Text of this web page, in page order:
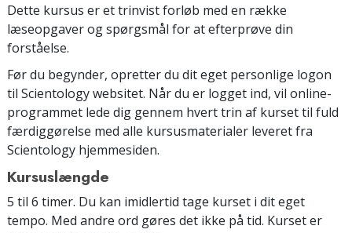
Dette kursus er et trinvist forløb med en række
læseopgaver og spørgsmål for at efterprøve din
forståelse.
Før du begynder, opretter du dit eget personlige logon
til Scientology websitet. Når du er logget ind, vil online-
programmet lede dig gennem hvert trin af kurset til fuld
færdiggørelse med alle kursusmaterialer leveret fra
Scientology hjemmesiden.
Kursuslængde
5 til 6 timer. Du kan imidlertid tage kurset i dit eget
tempo. Med andre ord gøres det ikke på tid. Kurset er